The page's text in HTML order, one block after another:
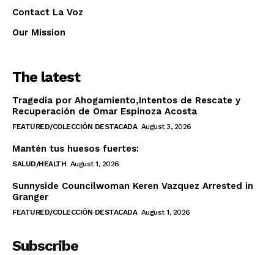
Contact La Voz
Our Mission
The latest
Tragedia por Ahogamiento,Intentos de Rescate y
Recuperación de Omar Espinoza Acosta
FEATURED/COLECCIÓN DESTACADA August 3, 2026
Mantén tus huesos fuertes:
SALUD/HEALTH August 1, 2026
Sunnyside Councilwoman Keren Vazquez Arrested in
Granger
FEATURED/COLECCIÓN DESTACADA August 1, 2026
Subscribe